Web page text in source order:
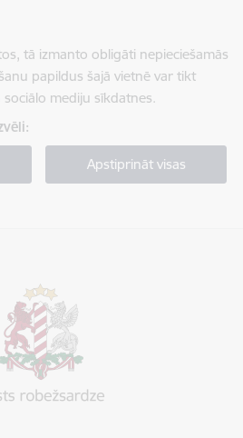
tā izmanto obligāti nepieciešamās
papildus šajā vietnē var tikt
mediju sīkdatnes.
Apstiprināt visas